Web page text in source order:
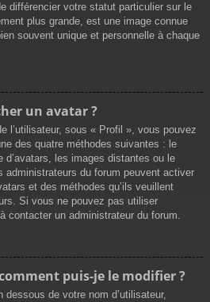
différencier votre statut particulier sur le
plus grande, est une image connue
souvent unique et personnelle à chaque
un avatar ?
l’utilisateur, sous « Profil », vous pouvez
des quatre méthodes suivantes : le
d’avatars, les images distantes ou le
administrateurs du forum peuvent activer
et des méthodes qu’ils veuillent
Si vous ne pouvez pas utiliser
contacter un administrateur du forum.
puis-je le modifier ?
dessous de votre nom d’utilisateur,